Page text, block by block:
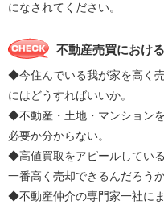
になされてください。
不動産売買におけ
◆今住んでいる我が家を高く
にはどうすればいいか。
◆不動産・土地・マンション
必要か分からない。
◆高値買取をアピールしてい
一番高く売却できるんだろう
◆不動産仲介の専門家一社に